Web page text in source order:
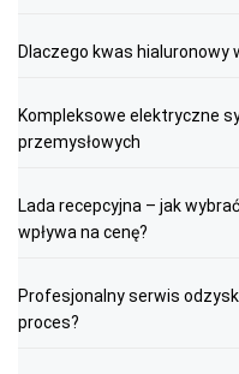
Dlaczego kwas hialuronowy
Kompleksowe elektryczne
przemysłowych
Lada recepcyjna – jak
wpływa na cenę?
Profesjonalny serwis
proces?